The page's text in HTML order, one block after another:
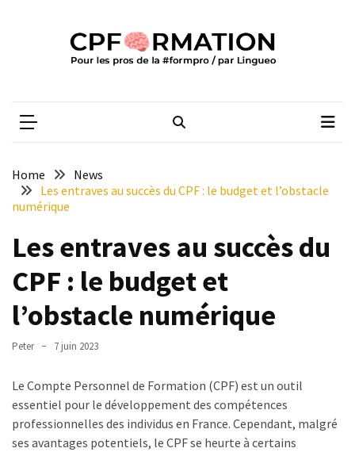
est
qui
doit
plus
subrogation,
remboursement
CPFORMATION
Home
News
Les entraves au succès du CPF : le budget et l’obstacle
numérique
Les entraves au succès du
CPF : le budget et
l’obstacle numérique
Peter 7 juin 2023
Le Compte Personnel de Formation (CPF) est un outil
essentiel pour le développement des compétences
professionnelles des individus en France. Cependant, malgré
ses avantages potentiels, le CPF se heurte à certains